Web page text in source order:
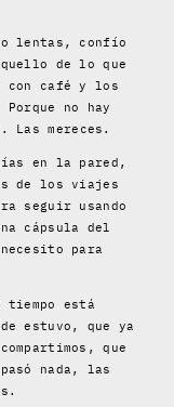
lentas, confío
de lo que
con café y los
no hay
Las mereces .
en la pared,
de los viajes
seguir usando
cápsula del
para
tiempo está
estuvo, que ya
que
nada, las